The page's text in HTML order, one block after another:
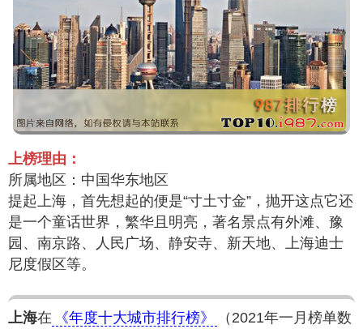
上榜理由：
所属地区：中国华东地区
提起上海，首先想起的便是“寸土寸金”，抛开这点它还
是一个童话世界，繁华且明亮，著名景点有外滩、豫
园、南京路、人民广场、静安寺、新天地、上海迪士
尼度假区等。
上海在 《年度十大城市排行榜》
（2021年一月榜单数